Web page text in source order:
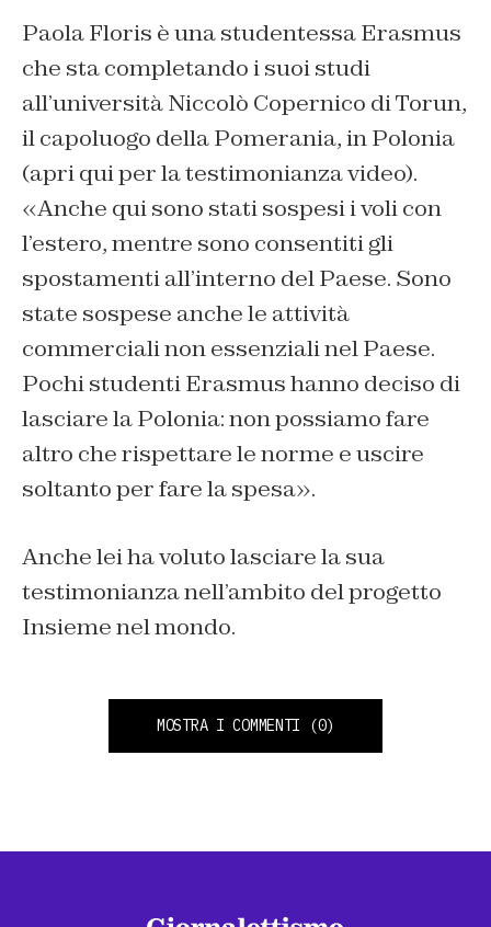
Paola Floris è una studentessa Erasmus
che sta completando i suoi studi
all’università Niccolò Copernico di Torun,
il capoluogo della Pomerania, in Polonia
(apri qui per la testimonianza video).
«Anche qui sono stati sospesi i voli con
l’estero, mentre sono consentiti gli
spostamenti all’interno del Paese. Sono
state sospese anche le attività
commerciali non essenziali nel Paese.
Pochi studenti Erasmus hanno deciso di
lasciare la Polonia: non possiamo fare
altro che rispettare le norme e uscire
soltanto per fare la spesa».
Anche lei ha voluto lasciare la sua
testimonianza nell’ambito del progetto
Insieme nel mondo.
MOSTRA I COMMENTI (0)